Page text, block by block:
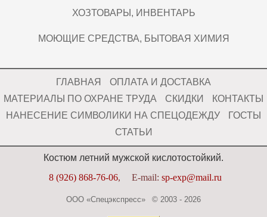
ХОЗТОВАРЫ, ИНВЕНТАРЬ
МОЮЩИЕ СРЕДСТВА, БЫТОВАЯ ХИМИЯ
ГЛАВНАЯ
ОПЛАТА И ДОСТАВКА
МАТЕРИАЛЫ ПО ОХРАНЕ ТРУДА
СКИДКИ
КОНТАКТЫ
НАНЕСЕНИЕ СИМВОЛИКИ НА СПЕЦОДЕЖДУ
ГОСТЫ
СТАТЬИ
Костюм летний мужской кислотостойкий.
8 (926) 868-76-06, E-mail: sp-exp@mail.ru
ООО «Спецэкспресс» © 2003 - 2026